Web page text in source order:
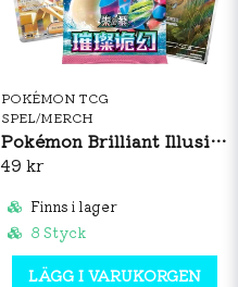
POKÉMON TCG
SPEL/MERCH
Pokémon Brilliant Illusions CSV8C Booster Pack Slim (S-CH)
49 kr
Finns i lager
8 Styck
LÄGG I VARUKORGEN